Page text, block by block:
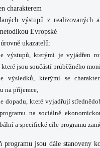
charakterem
výstupů z realizovaných
Evropské
ukazatelů:
výstupů, kterými je vyjádřen
jsou součástí průběžného
výsledků, kterými se
na příjemce,
dopadu, které vyjadřují
na sociálně
a specifické cíle programu
programu jsou dále stanoveny